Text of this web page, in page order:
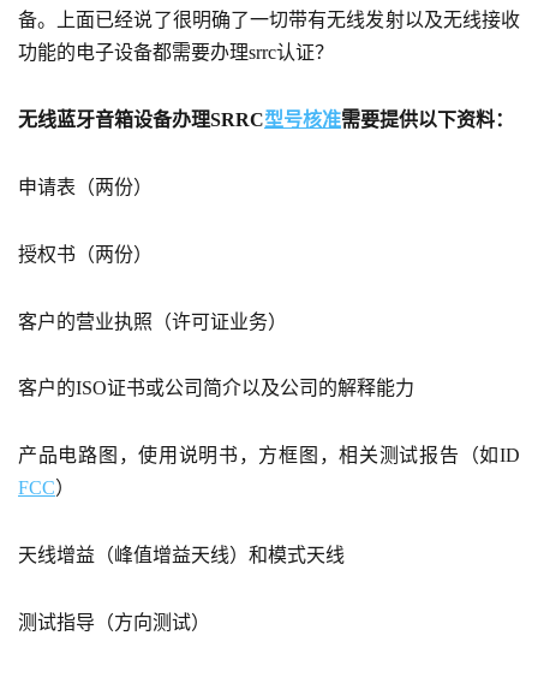
备。上面已经说了很明确了一切带有无线发射以及无线接收
功能的电子设备都需要办理srrc认证？
无线蓝牙音箱设备办理SRRC型号核准需要提供以下资料：
申请表（两份）
授权书（两份）
客户的营业执照（许可证业务）
客户的ISO证书或公司简介以及公司的解释能力
产品电路图，使用说明书，方框图，相关测试报告（如ID
FCC）
天线增益（峰值增益天线）和模式天线
测试指导（方向测试）